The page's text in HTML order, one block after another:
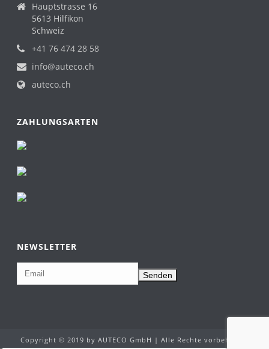
Hauptstrasse 16
5613 Hilfikon
Schweiz
+41 76 474 28 58
info@auteco.ch
auteco.ch
ZAHLUNGSARTEN
NEWSLETTER
Copyright © 2019 by AUTECO GmbH | Alle Rechte vorbehalten